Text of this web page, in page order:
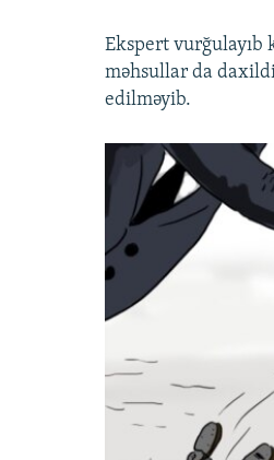
Ekspert vurğulayıb
məhsullar da
edilməyib.